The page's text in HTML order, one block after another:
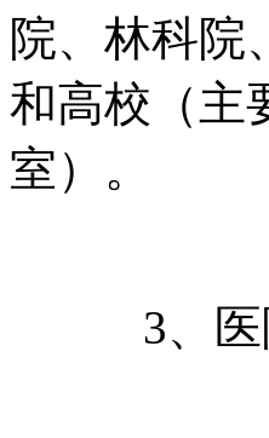
院、林科院
和高校（主
室）。
3、医